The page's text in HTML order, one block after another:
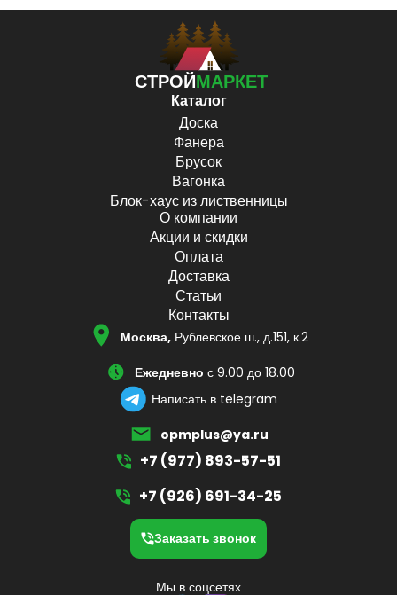
СТРОЙМАРКЕТ
Каталог
Доска
Фанера
Брусок
Вагонка
Блок-хаус из лиственницы
О компании
Акции и скидки
Оплата
Доставка
Статьи
Контакты
Москва, Рублевское ш., д.151, к.2
Ежедневно с 9.00 до 18.00
Написать в telegram
opmplus@ya.ru
+7 (977) 893-57-51
+7 (926) 691-34-25
Заказать звонок
Мы в соцсетях